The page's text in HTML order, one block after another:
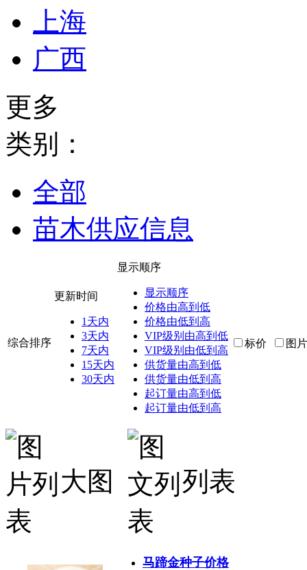
上海
广西
更多
类别：
全部
苗木供应信息
综合排序
更新时间
1天内
3天内
7天内
15天内
30天内
显示顺序
显示顺序
价格由高到低
价格由低到高
VIP级别由高到低
VIP级别由低到高
供货量由高到低
供货量由低到高
起订量由高到低
起订量由低到高
标价 图
大图 列表
马蹄金种子价格